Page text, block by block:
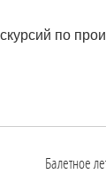
по
Балетное